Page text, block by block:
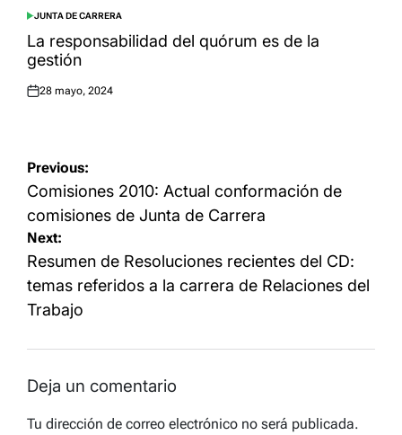
POSTED
IN
JUNTA DE CARRERA
La responsabilidad del quórum es de la
gestión
Posted
28 mayo, 2024
Navegación
de
entradas
Previous:
Comisiones 2010: Actual conformación de
comisiones de Junta de Carrera
Next:
Resumen de Resoluciones recientes del CD:
temas referidos a la carrera de Relaciones del
Trabajo
Deja un comentario
Tu dirección de correo electrónico no será publicada.